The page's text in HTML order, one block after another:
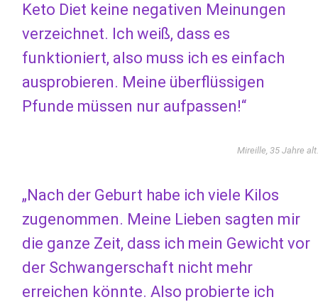
Keto Diet keine negativen Meinungen
verzeichnet. Ich weiß, dass es
funktioniert, also muss ich es einfach
ausprobieren. Meine überflüssigen
Pfunde müssen nur aufpassen!“
Mireille, 35 Jahre alt.
„Nach der Geburt habe ich viele Kilos
zugenommen. Meine Lieben sagten mir
die ganze Zeit, dass ich mein Gewicht vor
der Schwangerschaft nicht mehr
erreichen könnte. Also probierte ich